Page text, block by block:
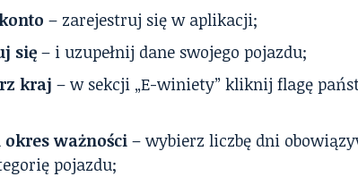
– zarejestruj się w aplikacji;
się – i uzupełnij dane swojego pojazdu;
kraj – w sekcji „E-winiety” kliknij flagę
okres ważności – wybierz liczbę dni
pojazdu;